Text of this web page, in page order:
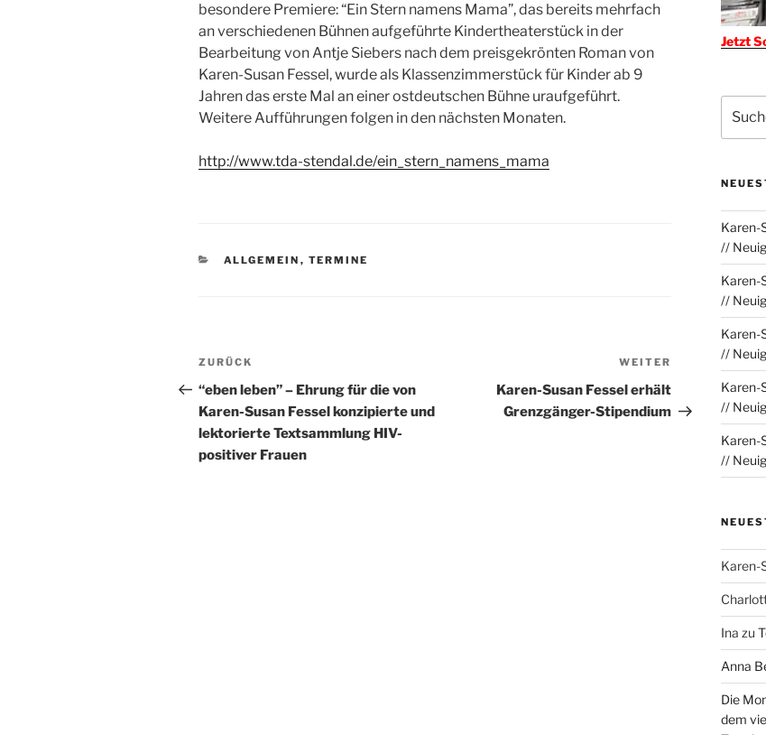
besondere Premiere: “Ein Stern namens Mama”, das bereits mehrfach
an verschiedenen Bühnen aufgeführte Kindertheaterstück in der
Bearbeitung von Antje Siebers nach dem preisgekrönten Roman von
Karen-Susan Fessel, wurde als Klassenzimmerstück für Kinder ab 9
Jahren das erste Mal an einer ostdeutschen Bühne uraufgeführt.
Weitere Aufführungen folgen in den nächsten Monaten.
http://www.tda-stendal.de/ein_stern_namens_mama
KATEGORIEN
ALLGEMEIN , TERMINE
Beitragsnavigation
Vorheriger
Beitrag
ZURÜCK
“eben leben” – Ehrung für die von
Karen-Susan Fessel konzipierte und
lektorierte Textsammlung HIV-
positiver Frauen
Nächster
Beitrag
WEITER
Karen-Susan Fessel erhält
Grenzgänger-Stipendium
Jetzt
nach:
Karen-
//
Karen-
//
Karen-
//
Karen-
//
Karen-
//
Karen-
Ina zu
Anna
Die
dem